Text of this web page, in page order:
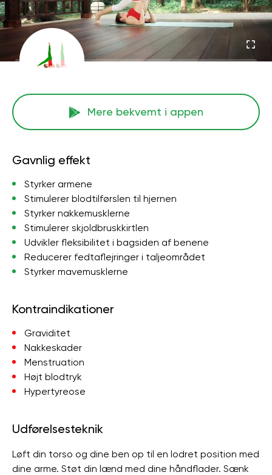
Mere bekvemt i appen
Gavnlig effekt
Styrker armene
Stimulerer blodtilførslen til hjernen
Styrker nakkemusklerne
Stimulerer skjoldbruskkirtlen
Udvikler fleksibilitet i bagsiden af ​​benene
Reducerer fedtaflejringer i taljeområdet
Styrker mavemusklerne
Kontraindikationer
Graviditet
Nakkeskader
Menstruation
Højt blodtryk
Hypertyreose
Udførelsesteknik
Løft din torso og dine ben op til en lodret position med
dine arme. Støt din lænd med dine håndflader. Sænk